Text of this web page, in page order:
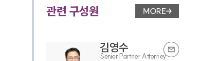
관련 구성원 변호사 페이지 이동
MORE
김영수
Senior Partner Attorney